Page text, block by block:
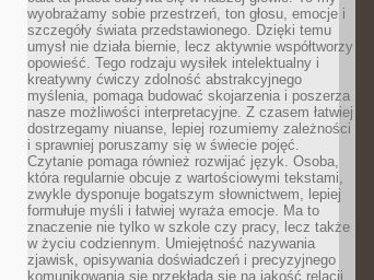
wyobrażamy sobie przestrzeń, ton głosu, emocje i
szczegóły świata przedstawionego. Dzięki temu
umysł nie działa biernie, lecz aktywnie współtworzy
opowieść. Tego rodzaju wysiłek intelektualny i
kreatywny ćwiczy zdolność abstrakcyjnego
myślenia, pomaga budować skojarzenia i poszerza
nasze możliwości interpretacyjne. Z czasem łatwiej
dostrzegamy niuanse, lepiej rozumiemy zależności
i sprawniej poruszamy się w świecie pojęć.
Czytanie pomaga również rozwijać język. Osoba,
która regularnie obcuje z wartościowymi tekstami,
zwykle dysponuje bogatszym słownictwem, lepiej
formułuje myśli i łatwiej wyraża emocje. Ma to
znaczenie nie tylko w szkole czy pracy, lecz także
w życiu codziennym. Umiejętność nazywania
zjawisk, opisywania doświadczeń i precyzyjnego
komunikowania się przekłada się na jakość relacji